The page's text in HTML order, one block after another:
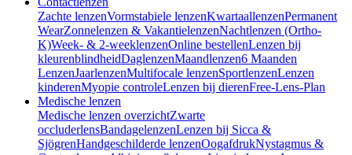
Zachte lenzenVormstabiele lenzenKwartaallenzenPermanent
WearZonnelenzen & VakantielenzenNachtlenzen (Ortho-
K)Week- & 2-weeklenzenOnline bestellenLenzen bij
kleurenblindheidDaglenzenMaandlenzen6 Maanden
LenzenJaarlenzenMultifocale lenzenSportlenzenLenzen
kinderenMyopie controleLenzen bij dierenFree-Lens-Plan
Medische lenzen
Medische lenzen overzichtZwarte
occluderlensBandagelenzenLenzen bij Sicca &
SjögrenHandgeschilderde lenzenOogafdrukNystagmus &